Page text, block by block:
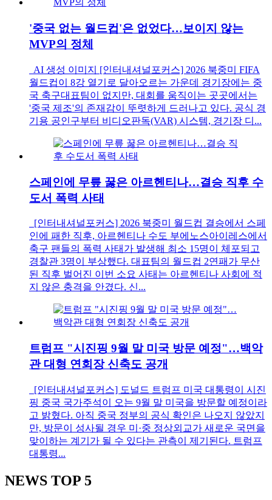
'중국 없는 월드컵'은 없었다…보이지 않는
MVP의 정체
AI 생성 이미지 [인터내셔널포커스] 2026 북중미 FIFA
월드컵이 8강 열기로 달아오르는 가운데 경기장에는 중
국 축구대표팀이 없지만, 대회를 움직이는 곳곳에서는
'중국 제조'의 존재감이 뚜렷하게 드러나고 있다. 공식 경
기용 공인구부터 비디오판독(VAR) 시스템, 경기장 디...
스페인에 무릎 꿇은 아르헨티나…결승 직후 수
도서 폭력 사태
[인터내셔널포커스] 2026 북중미 월드컵 결승에서 스페
인에 패한 직후, 아르헨티나 수도 부에노스아이레스에서
축구 팬들의 폭력 사태가 발생해 최소 15명이 체포되고
경찰관 3명이 부상했다. 대표팀의 월드컵 2연패가 무산
된 직후 벌어진 이번 소요 사태는 아르헨티나 사회에 적
지 않은 충격을 안겼다. 신...
트럼프 "시진핑 9월 말 미국 방문 예정"…백악
관 대형 연회장 신축도 공개
[인터내셔널포커스] 도널드 트럼프 미국 대통령이 시진
핑 중국 국가주석이 오는 9월 말 미국을 방문할 예정이라
고 밝혔다. 아직 중국 정부의 공식 확인은 나오지 않았지
만, 방문이 성사될 경우 미·중 정상외교가 새로운 국면을
맞이하는 계기가 될 수 있다는 관측이 제기된다. 트럼프
대통령...
NEWS TOP 5